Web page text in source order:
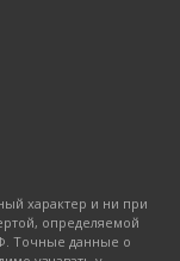
характер и ни при
определяемой
Точные данные о